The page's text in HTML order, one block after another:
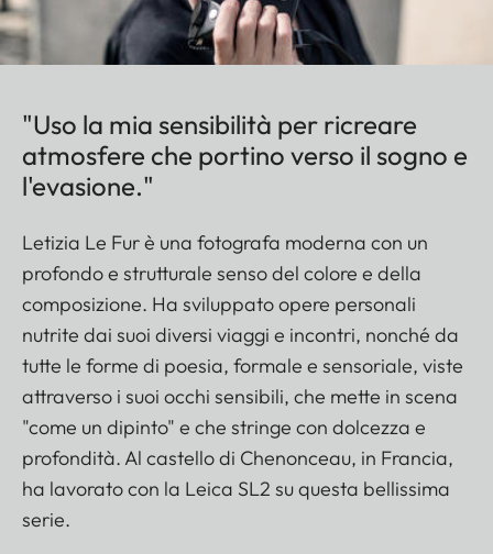
"Uso la mia sensibilità per ricreare
atmosfere che portino verso il sogno e
l'evasione."
Letizia Le Fur è una fotografa moderna con un
profondo e strutturale senso del colore e della
composizione. Ha sviluppato opere personali
nutrite dai suoi diversi viaggi e incontri, nonché da
tutte le forme di poesia, formale e sensoriale, viste
attraverso i suoi occhi sensibili, che mette in scena
"come un dipinto" e che stringe con dolcezza e
profondità. Al castello di Chenonceau, in Francia,
ha lavorato con la Leica SL2 su questa bellissima
serie.